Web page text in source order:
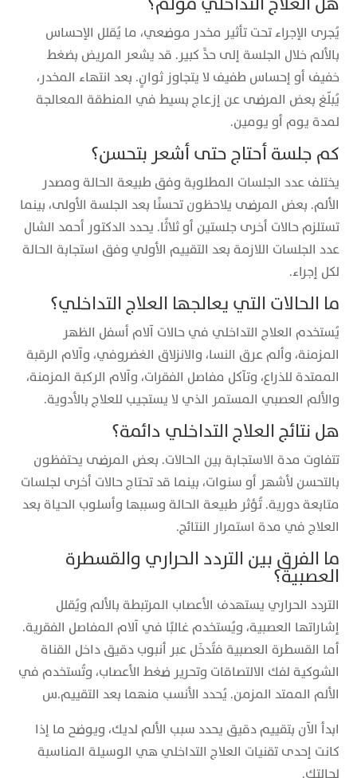
يُجرى الإجراء تحت تأثير مخدر موضعي، ما يُقلل الإحساس
بالألم خلال الجلسة إلى حدٍّ كبير. قد يشعر المريض بضغط
خفيف أو إحساس طفيف لا يتجاوز ثوانٍ. بعد انتهاء المخدر،
يُبلّغ بعض المرضى عن إزعاج بسيط في المنطقة المعالجة
لمدة يوم أو يومين.
كم جلسة أحتاج حتى أشعر بتحسن؟
يختلف عدد الجلسات المطلوبة وفق طبيعة الحالة ومصدر
الألم. بعض المرضى يلاحظون تحسنًا بعد الجلسة الأولى، بينما
تستلزم حالات أخرى جلستين أو ثلاثًا. يحدد الدكتور أحمد الشال
عدد الجلسات اللازمة بعد التقييم الأولي وفق استجابة الحالة
لكل إجراء.
ما الحالات التي يعالجها العلاج التداخلي؟
يُستخدم العلاج التداخلي في حالات آلام أسفل الظهر
المزمنة، وألم عرق النسا، والانزلاق الغضروفي، وآلام الرقبة
الممتدة للذراع، وتآكل مفاصل الفقرات، وآلام الركبة المزمنة،
والألم العصبي المستمر الذي لا يستجيب للعلاج بالأدوية.
هل نتائج العلاج التداخلي دائمة؟
تتفاوت مدة الاستجابة بين الحالات. بعض المرضى يحتفظون
بالتحسن لأشهر أو سنوات، بينما قد تحتاج حالات أخرى لجلسات
متابعة دورية. تُؤثر طبيعة الحالة وسببها وأسلوب الحياة بعد
العلاج في مدة استمرار النتائج.
ما الفرق بين التردد الحراري والقسطرة
العصبية؟
التردد الحراري يستهدف الأعصاب المرتبطة بالألم ويُقلل
إشاراتها العصبية، ويُستخدم غالبًا في آلام المفاصل الفقرية.
أما القسطرة العصبية فتُدخَل عبر أنبوب دقيق داخل القناة
الشوكية لفك الالتصاقات وتحرير ضغط الأعصاب، وتُستخدم في
الألم الممتد المزمن. يُحدد الأنسب منهما بعد التقييم.س
ابدأ الآن بتقييم دقيق يحدد سبب الألم لديك، ويوضح ما إذا
كانت إحدى تقنيات العلاج التداخلي هي الوسيلة المناسبة
لحالتك.